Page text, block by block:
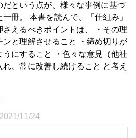
だという点が、様々な事例に基づ
冊。 本書を読んで、「仕組み」
さえるべきポイントは、 ・その理
ンと理解させること ・締め切りが
うにすること ・色々な意見（他社
、常に改善し続けること と考え
2021/11/24